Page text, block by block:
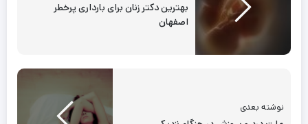
بهترین دکتر زنان برای بارداری پرخطر
اصفهان
نوشته بعدی